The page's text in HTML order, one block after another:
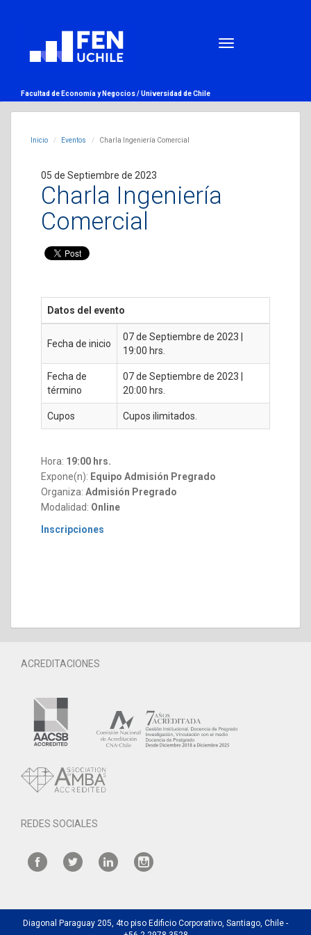
Facultad de Economía y Negocios /Universidad de Chile
Inicio Eventos Charla Ingeniería Comercial
05 de Septiembre de 2023
Charla Ingeniería
Comercial
Datos del evento
Fecha de inicio
07 de Septiembre de 2023 |
19:00 hrs.
Fecha de
término
07 de Septiembre de 2023 |
20:00 hrs.
Cupos Cupos ilimitados.
Hora: 19:00 hrs.
Expone(n): Equipo Admisión Pregrado
Organiza: Admisión Pregrado
Modalidad: Online
Inscripciones
ACREDITACIONES
REDES SOCIALES
Diagonal Paraguay 205, 4to piso Edificio Corporativo, Santiago, Chile -